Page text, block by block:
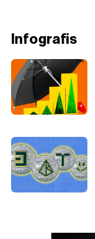
Infografis